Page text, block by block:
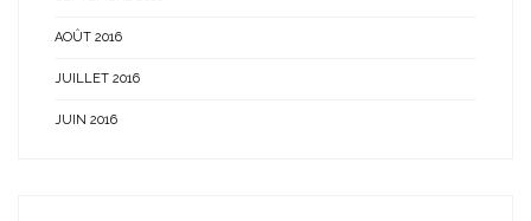
AOÛT 2016
JUILLET 2016
JUIN 2016